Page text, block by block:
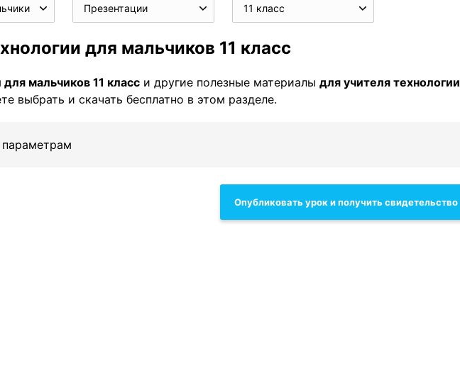
Презентации 11 класс
для мальчиков 11 класс
мальчиков 11 класс и другие полезные материалы для учителя технологии
выбрать и скачать бесплатно в этом разделе.
Опубликовать урок и получить свидетельство